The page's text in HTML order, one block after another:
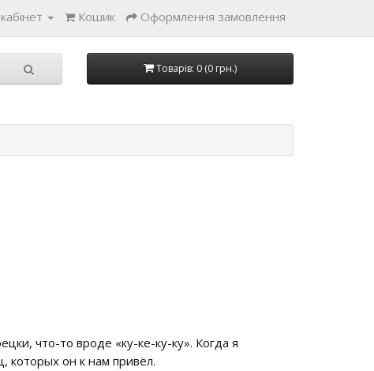
Кошик Оформлення замовлення
Товарів: 0 (0 грн.)
что-то вроде «ку-ке-ку-ку». Когда я
которых он к нам привёл.